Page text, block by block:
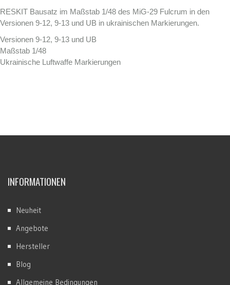
RESKIT Bausatz im Maßstab 1/48 des MiG-29 Fulcrum in den
Versionen 9-12, 9-13 und UB in ukrainischen Markierungen.
Versionen 9-12, 9-13 und UB
Maßstab 1/48
Ukrainische Luftwaffe Markierungen
INFORMATIONEN
Neuheit
Angebote
Hersteller
Blog
Allgemeine Bedingungen